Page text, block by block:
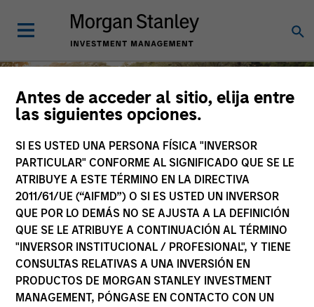
Antes de acceder al sitio, elija entre
las siguientes opciones.
SI ES USTED UNA PERSONA FÍSICA "INVERSOR
PARTICULAR" CONFORME AL SIGNIFICADO QUE SE LE
ATRIBUYE A ESTE TÉRMINO EN LA DIRECTIVA
2011/61/UE (“AIFMD”) O SI ES USTED UN INVERSOR
QUE POR LO DEMÁS NO SE AJUSTA A LA DEFINICIÓN
QUE SE LE ATRIBUYE A CONTINUACIÓN AL TÉRMINO
"INVERSOR INSTITUCIONAL / PROFESIONAL", Y TIENE
CONSULTAS RELATIVAS A UNA INVERSIÓN EN
PRODUCTOS DE MORGAN STANLEY INVESTMENT
MANAGEMENT, PÓNGASE EN CONTACTO CON UN
Diversidad e inclusión
En Morgan Stanley Investment
Management, las diversas perspectivas
de los empleados y clientes de MSIM son
factores clave para el éxito común.
Carreras profesionales